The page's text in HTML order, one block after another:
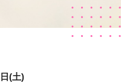
(土)